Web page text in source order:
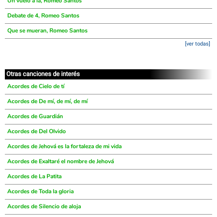
Debate de 4, Romeo Santos
Que se mueran, Romeo Santos
[ver todas]
Otras canciones de interés
Acordes de Cielo de tí
Acordes de De mí, de mí, de mí
Acordes de Guardián
Acordes de Del Olvido
Acordes de Jehová es la fortaleza de mi vida
Acordes de Exaltaré el nombre de Jehová
Acordes de La Patita
Acordes de Toda la gloria
Acordes de Silencio de aloja